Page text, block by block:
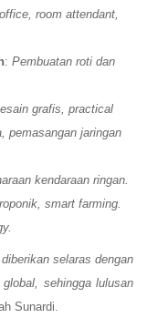
room attendant,
: Pembuatan roti dan
grafis, practical
pemasangan jaringan
kendaraan ringan.
smart farming.
selaras dengan
sehingga lulusan
Sunardi.